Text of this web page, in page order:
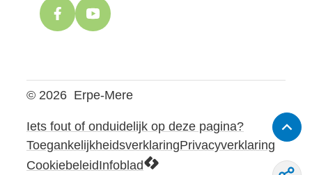
FacebookYouTube
© 2026 Erpe-Mere
Iets fout of onduidelijk op deze pagina?
ToegankelijkheidsverklaringPrivacyverklaring
CookiebeleidInfobladLCP nv 2026 ©